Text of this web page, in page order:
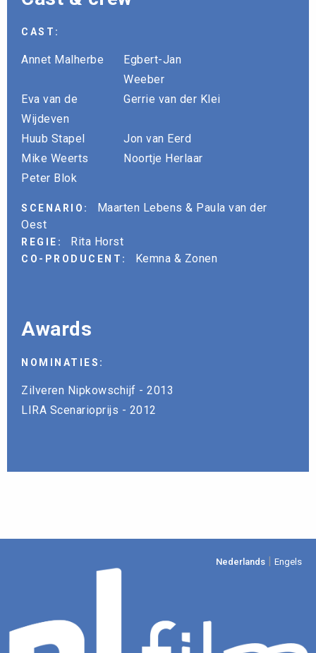
CAST:
Annet Malherbe
Egbert-Jan
Weeber
Eva van de
Wijdeven
Gerrie van der Klei
Huub Stapel
Jon van Eerd
Mike Weerts
Noortje Herlaar
Peter Blok
SCENARIO:
Maarten Lebens & Paula van der
Oest
REGIE: Rita Horst
CO-PRODUCENT: Kemna & Zonen
Awards
NOMINATIES:
Zilveren Nipkowschijf - 2013
LIRA Scenarioprijs - 2012
Nederlands Engels